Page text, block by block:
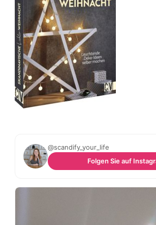
@scandify_your_life
Folgen Sie auf